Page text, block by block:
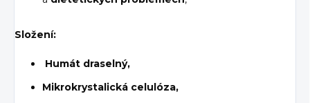
Složení:
Humát draselný,
Mikrokrystalická celulóza,